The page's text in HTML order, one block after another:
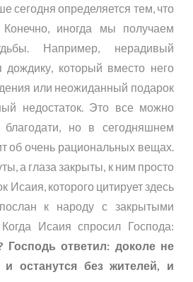
сегодня определяется тем, что
иногда мы получаем
Например, нерадивый
дождику, который вместо него
или неожиданный подарок
недостаток. Это все можно
благодати, но в сегодняшнем
об очень рациональных вещах.
а глаза закрыты, к ним просто
Исаия, которого цитирует здесь
к народу с закрытыми
Исаия спросил Господа:
Господь ответил: доколе не
и останутся без жителей, и